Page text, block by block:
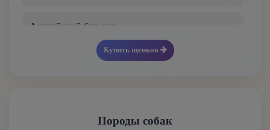
Английский бульдог
Английский кокер-спаниель
Английский сеттер
Купить щенков
Породы собак